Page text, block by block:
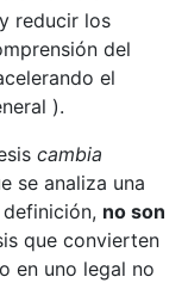
reducir los
del
el
).
cambia
se analiza una
no son
que convierten
en uno legal no